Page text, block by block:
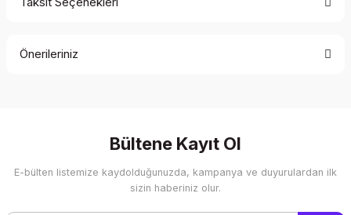
Önerileriniz
Görüş ve önerileriniz için teşekkür ederiz.
Ürün resmi kalitesiz, bozuk veya görüntülenemiyor.
Bültene Kayıt Ol
E-bülten listemize kaydolduğunuzda, kampanya ve duyurulardan ilk
sizin haberiniz olur.